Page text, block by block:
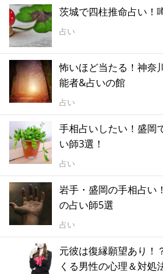
茨城で四柱推命占い！
占い
怖いほど当たる！神奈
能者&占いの館
占い
手相占いしたい！盛岡
い師3選！
占い
岩手・盛岡の手相占い
の占い師5選
占い
元彼は復縁願望あり！
くる男性の心理＆対処